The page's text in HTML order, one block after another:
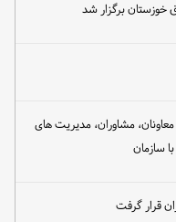
برگزار شد
مشاوران، مدیریت های
قرار گرفت